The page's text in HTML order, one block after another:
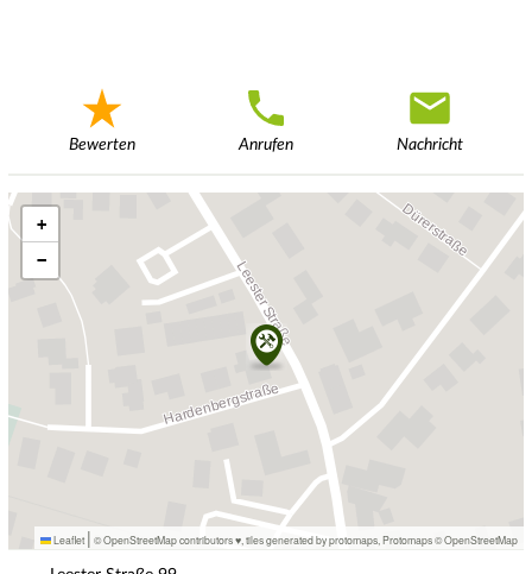
Bewerten Anrufen Nachricht
+
−
Leaflet | © OpenStreetMap contributors ♥, tiles generated by protomaps Protomaps©OpenStreetMap